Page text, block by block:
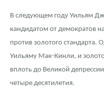
В следующем году Уильям
кандидатом от демократов
против золотого стандарта.
Уильяму Мак-Кинли, и
вплоть до Великой
четыре десятилетия.